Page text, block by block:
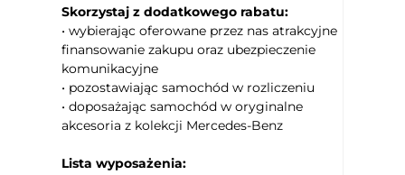
Uruchamianie silnika bez użycia
kluczyków
Czujnik deszczu
Elektryczne szyby przednie
Elektryczne szyby tylne
Przyciemniane tylne szyby
Kontrola odległości z przodu (przy
Skorzystaj z dodatkowego rabatu:
• wybierając oferowane przez nas atrakcyjne
finansowanie zakupu oraz ubezpieczenie
komunikacyjne
• pozostawiając samochód w rozliczeniu
• doposażając samochód w oryginalne
akcesoria z kolekcji Mercedes-Benz
Lista wyposażenia: